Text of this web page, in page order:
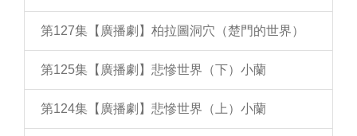
第127集【廣播劇】柏拉圖洞穴（楚門的世界）
第125集【廣播劇】悲慘世界（下）小蘭
第124集【廣播劇】悲慘世界（上）小蘭